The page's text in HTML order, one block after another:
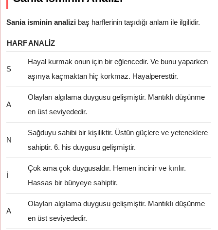
Sania isminin analizi baş harflerinin taşıdığı anlam ile ilgilidir.
HARFANALIZ
S
Hayal kurmak onun için bir eğlencedir. Ve bunu yaparken
aşırıya kaçmaktan hiç korkmaz. Hayalperesttir.
A
Olayları algılama duygusu gelişmiştir. Mantıklı düşünme
en üst seviyededir.
N
Sağduyu sahibi bir kişiliktir. Üstün güçlere ve yeteneklere
sahiptir. 6. his duygusu gelişmiştir.
İ
Çok ama çok duygusaldır. Hemen incinir ve kırılır.
Hassas bir bünyeye sahiptir.
A
Olayları algılama duygusu gelişmiştir. Mantıklı düşünme
en üst seviyededir.